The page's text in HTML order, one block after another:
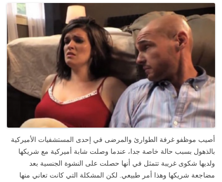
أصيب موظفو غرفة الطوارئ والمرضى في إحدى المستشفيات الأميركية
بالذهول بسبب حالة خاصة جدا، عندما وصلت ‏شابة أميركية مع شريكها
ولديها شكوى غريبة تتمثل في أنها حصلت على النشوة الجنسية بعد
مضاجعة شريكها ‏وهذا أمر طبيعي. لكن المشكلة التي كانت تعاني منها